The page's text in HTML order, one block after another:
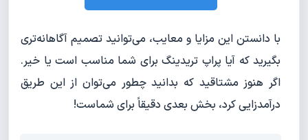
با دانستن این مزایا و معایب، می‌توانید تصمیم آگاهانه‌تری
بگیرید که آیا پراپ تریدینگ برای شما مناسب است یا خیر.
اگر هنوز مشتاقید که بدانید چطور می‌توان از این طریق
درآمدزایی کرد، بخش بعدی دقیقاً برای شماست!